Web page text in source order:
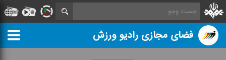
فضای مجازی رادیو ورزش